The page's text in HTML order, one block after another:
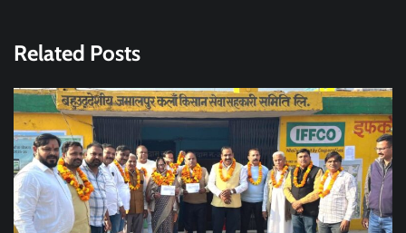
Related Posts